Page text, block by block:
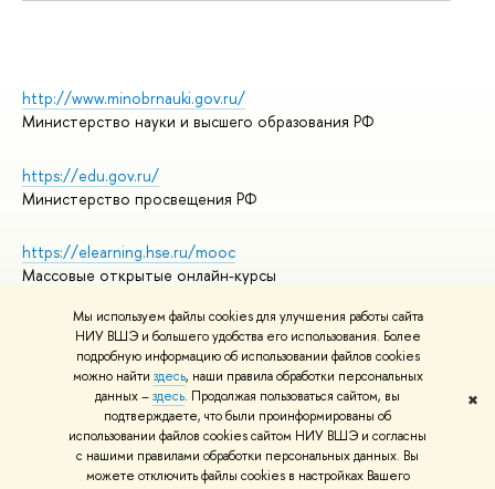
Мы используем файлы cookies для улучшения работы сайта
НИУ ВШЭ и большего удобства его использования. Более
подробную информацию об использовании файлов cookies
можно найти здесь, наши правила обработки персональных
данных –здесь. Продолжая пользоваться сайтом, вы
подтверждаете, что были проинформированы об
использовании файлов cookies сайтом НИУ ВШЭ и согласны
с нашими правилами обработки персональных данных. Вы
можете отключить файлы cookies в настройках Вашего
✖
http://www.minobrnauki.gov.ru/
Министерство науки и высшего образования РФ
https://edu.gov.ru/
Министерство просвещения РФ
https://elearning.hse.ru/mooc
Массовые открытые онлайн-курсы
© НИУ ВШЭ 1993–2026
Адреса и контакты
Условия использования материалов
Политика конфиденциальности
Правила применения рекомендательных технологий в НИУ ВШЭ
Карта сайта